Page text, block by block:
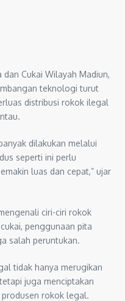
Cukai Wilayah Madiun,
teknologi turut
distribusi rokok ilegal
dilakukan melalui
seperti ini perlu
luas dan cepat,” ujar
ciri-ciri rokok
penggunaan pita
salah peruntukan.
tidak hanya merugikan
juga menciptakan
rokok legal.